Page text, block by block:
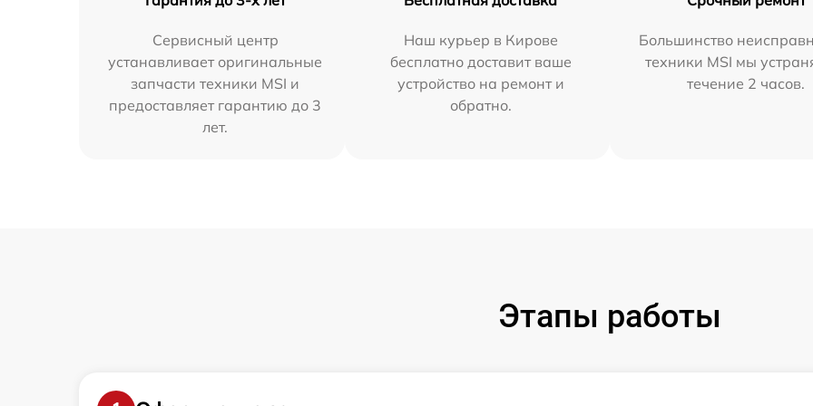
Сервисный центр
устанавливает оригинальные
запчасти техники MSI и
предоставляет гарантию до 3
лет.
Наш курьер в Кирове
бесплатно доставит ваше
устройство на ремонт и
обратно.
Большинство
техники MSI мы
течение 2 часов.
Этапы работы